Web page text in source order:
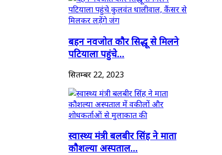
बहन नवजोत कौर सिद्धू से मिलने
पटियाला पहुंचे...
सितम्बर 22, 2023
स्वास्थ्य मंत्री बलबीर सिंह ने माता
कौशल्या अस्पताल...